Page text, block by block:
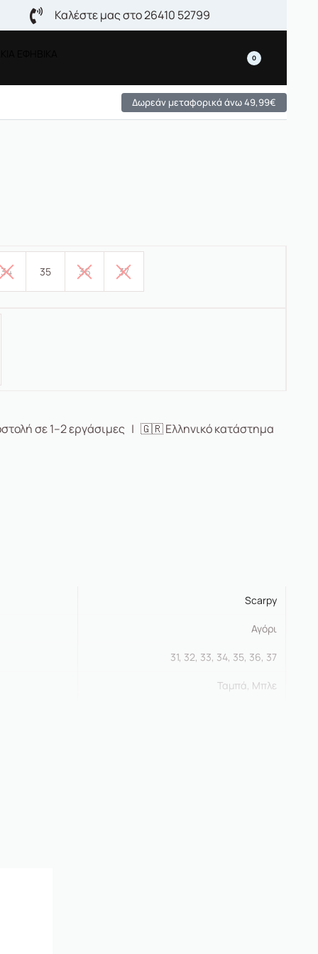
Καλέστε μας στο 26410 52799
0
Δωρεάν μεταφορικά άνω 49,99€
34 35 36 37
σε 1–2 εργάσιμες | 🇬🇷 Ελληνικό κατάστημα
Scarpy
Αγόρι
31, 32, 33, 34, 35, 36, 37
Ταμπά, Μπλε